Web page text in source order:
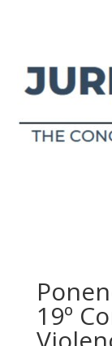
19º